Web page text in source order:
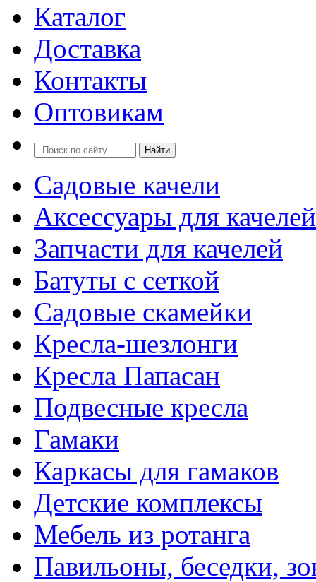
Каталог
Доставка
Контакты
Оптовикам
Садовые качели
Аксессуары для качелей
Запчасти для качелей
Батуты с сеткой
Садовые скамейки
Кресла-шезлонги
Кресла Папасан
Подвесные кресла
Гамаки
Каркасы для гамаков
Детские комплексы
Мебель из ротанга
Павильоны, беседки,